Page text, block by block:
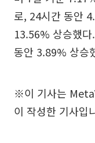
로, 24시간 동안
13.56% 상승했
동안 3.89% 상승
※이 기사는
이 작성한 기사입